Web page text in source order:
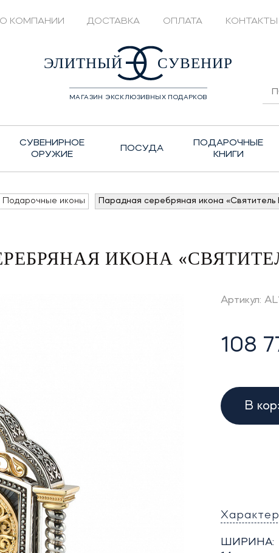
О КОМПАНИИ ДОСТАВКА ОПЛАТА КОНТАКТЫ
ЭЛИТНЫЙ СУВЕНИР
МАГАЗИН ЭКСКЛЮЗИВНЫХ ПОДАРКОВ
СУВЕНИРНОЕ
ОРУЖИЕ
ПОСУДА
ПОДАРОЧНЫЕ
КНИГИ
Подарочные иконы Парадная серебряная икона «Святитель
ИКОНА
Артикул:
108
В
ШИРИНА: